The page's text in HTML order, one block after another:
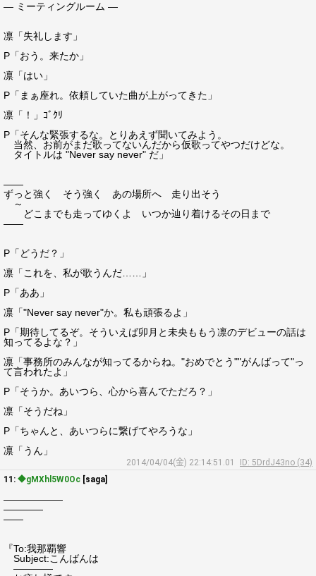
― ミーティングルーム ―
凛「失礼します」
P「おう。来たか」
凛「はい」
P「まぁ座れ。依頼していた曲が上がってきた」
凛「！」ｺﾞｸﾘ
P「そんな緊張するな。とりあえず聞いてみよう。
当然、お前がまだ歌ってないんだから仮歌ってやつだけどな。
タイトルは "Never say never" だ」
――
ずっと強く そう強く あの場所へ 走り出そう
～
どこまでも走ってゆくよ いつか辿り着けるその日まで
――
P「どうだ？」
凛「これを、私が歌うんだ……」
P「ああ」
凛「"Never say never"か。私も頑張るよ」
P「期待してるぞ。そういえば卯月と未央ももう凛のデビューの話は
知ってるよな？」
凛「事務所のみんなが知ってるからね。"おめでとう""がんばって"っ
て言われたよ」
P「そうか。あいつら、心から喜んでただろ？」
凛「そうだね」
P「ちゃんと、あいつらに繋げてやろうな」
凛「うん」
2014/04/04(金) 22:14:51.01
ID: 5DrdJ43no (34)
11: ◆gMXhl5W0Oc [saga]
――――――
――――
――
『To:我那覇響
Subject:こんばんは
――――